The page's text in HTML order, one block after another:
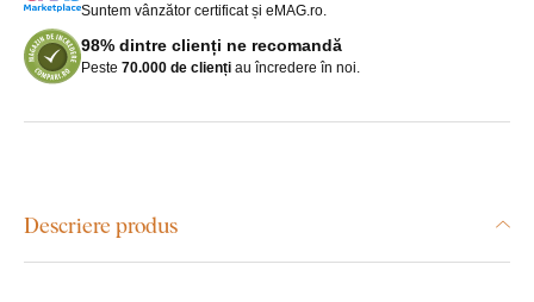
Suntem vânzător certificat și eMAG.ro.
98% dintre clienți ne recomandă
Peste 70.000 de clienți au încredere în noi.
Descriere produs